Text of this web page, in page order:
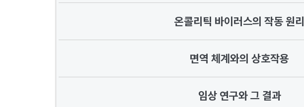
온콜리틱 바이러스의 작동 원리
면역 체계와의 상호작용
임상 연구와 그 결과